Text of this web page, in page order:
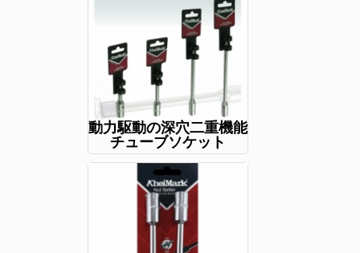
動力駆動の深穴二重機能
チューブソケット